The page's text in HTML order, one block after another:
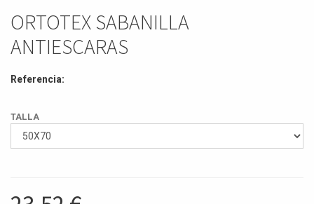
ORTOTEX SABANILLA
ANTIESCARAS
Referencia:
TALLA